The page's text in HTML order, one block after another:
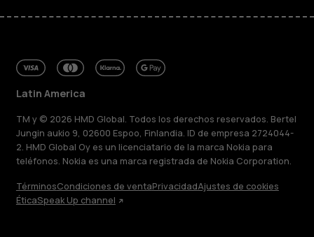
Latin America
TM y © 2026 HMD Global. Todos los derechos reservados. Bertel
Jungin aukio 9, 02600 Espoo, Finlandia. ID de empresa 2724044-
2. HMD Global Oy es un licenciatario de la marca Nokia para
teléfonos. Nokia es una marca registrada de Nokia Corporation.
TérminosCondiciones de ventaPrivacidadAjustes de cookies
ÉticaSpeak Up channel